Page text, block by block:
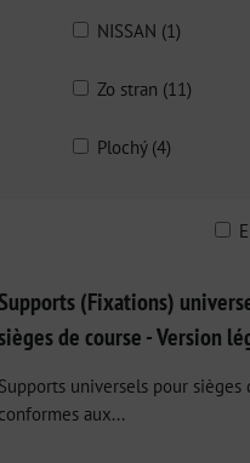
NISSAN (1)
Zo stran (11)
Plochý (4)
(Fixations)
de course - Version
Supports universels pour sièges
conformes aux...